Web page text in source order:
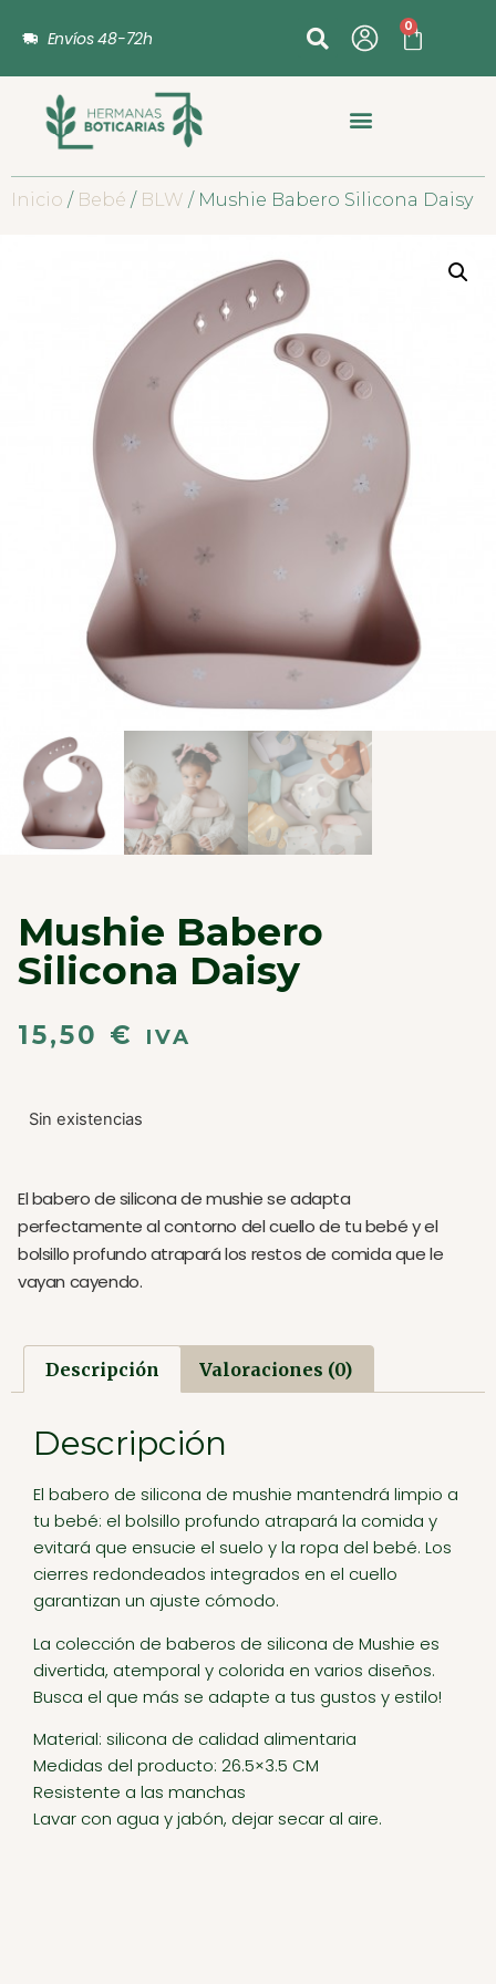
Envíos 48-72h
0
Inicio / Bebé / BLW / Mushie Babero Silicona Daisy
Mushie Babero
Silicona Daisy
15,50 € IVA
Sin existencias
El babero de silicona de mushie se adapta
perfectamente al contorno del cuello de tu bebé y el
bolsillo profundo atrapará los restos de comida que le
vayan cayendo.
Descripción Valoraciones (0)
Descripción
El babero de silicona de mushie mantendrá limpio a
tu bebé: el bolsillo profundo atrapará la comida y
evitará que ensucie el suelo y la ropa del bebé. Los
cierres redondeados integrados en el cuello
garantizan un ajuste cómodo.
La colección de baberos de silicona de Mushie es
divertida, atemporal y colorida en varios diseños.
Busca el que más se adapte a tus gustos y estilo!
Material: silicona de calidad alimentaria
Medidas del producto: 26.5×3.5 CM
Resistente a las manchas
Lavar con agua y jabón, dejar secar al aire.